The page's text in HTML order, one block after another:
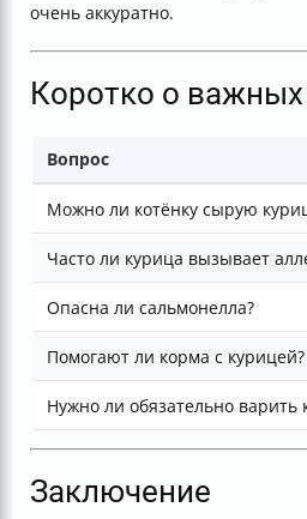
очень аккуратно.
Коротко о
Вопрос
Можно ли котёнку сырую
Часто ли курица вызывает
Опасна ли сальмонелла?
Помогают ли корма с курицей?
Нужно ли обязательно варить
Заключение